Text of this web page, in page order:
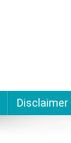
Disclaimer